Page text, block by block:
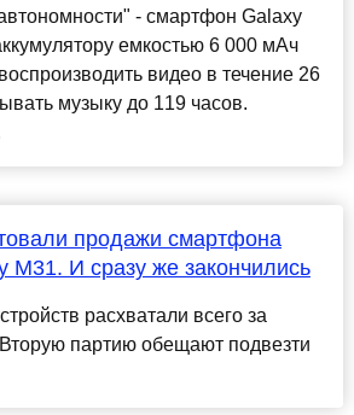
- смартфон Galaxy
емкостью 6 000 мАч
видео в течение 26
музыку до 119 часов.
продажи смартфона
M31. И сразу же закончились
расхватали всего за
партию обещают подвезти